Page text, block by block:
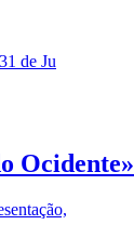
de Ju
Ocidente»